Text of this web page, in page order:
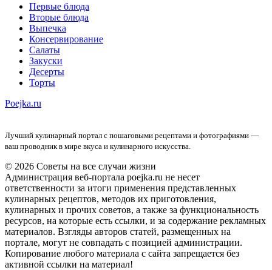
Первые блюда
Вторые блюда
Выпечка
Консервирование
Салаты
Закуски
Десерты
Торты
Poejka.ru
Лучший кулинарный портал с пошаговыми рецептами и фотографиями —
ваш проводник в мире вкуса и кулинарного искусства.
© 2026 Советы на все случаи жизни
Администрация веб-портала poejka.ru не несет
ответственности за итоги применения представленных
кулинарных рецептов, методов их приготовления,
кулинарных и прочих советов, а также за функциональность
ресурсов, на которые есть ссылки, и за содержание рекламных
материалов. Взгляды авторов статей, размещенных на
портале, могут не совпадать с позицией администрации.
Копирование любого материала с сайта запрещается без
активной ссылки на материал!